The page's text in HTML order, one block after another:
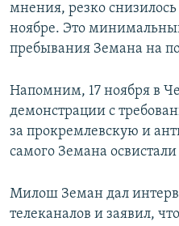
мнения, резко снизилось
ноябре. Это
пребывания Земана на
Напомним, 17 ноября в
демонстрации с
за прокремлевскую и
самого Земана
Милош Земан дал
телеканалов и заявил,